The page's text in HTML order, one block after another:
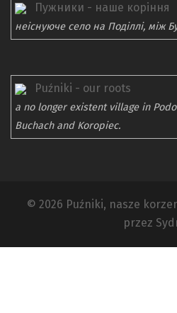
Пужники - наше коріння
неіснуюче село на Поділлі, між
Puźniki - our roots
a no longer existent village in
Buchach and Koropiec.
© 2026 Puźniki, nasze
przez